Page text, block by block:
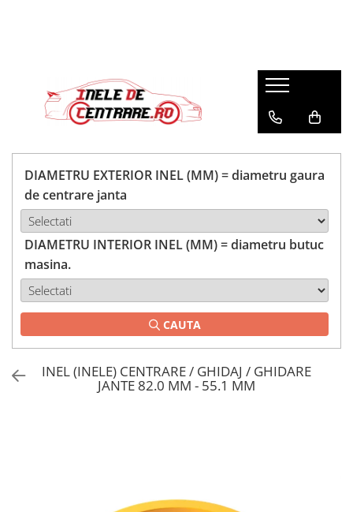
DIAMETRU EXTERIOR INEL (MM) = diametru gaura
de centrare janta
DIAMETRU INTERIOR INEL (MM) = diametru butuc
masina.
CAUTA
INEL (INELE) CENTRARE / GHIDAJ / GHIDARE
JANTE 82.0 MM - 55.1 MM